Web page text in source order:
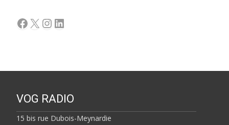
Facebook
X Instagram
LinkedIn
VOG RADIO
15 bis rue Dubois-Meynardie